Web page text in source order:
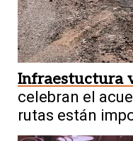
Infraestuctura
celebran el
rutas están